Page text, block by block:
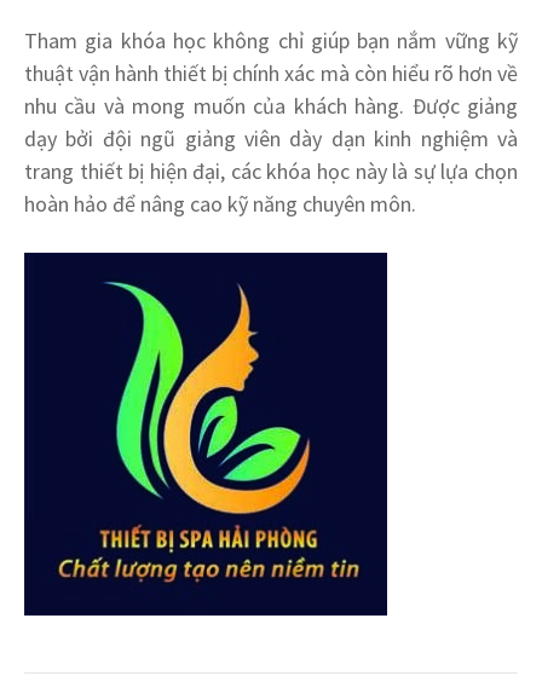
Tham gia khóa học không chỉ giúp bạn nắm vững kỹ
thuật vận hành thiết bị chính xác mà còn hiểu rõ hơn về
nhu cầu và mong muốn của khách hàng. Được giảng
dạy bởi đội ngũ giảng viên dày dạn kinh nghiệm và
trang thiết bị hiện đại, các khóa học này là sự lựa chọn
hoàn hảo để nâng cao kỹ năng chuyên môn.